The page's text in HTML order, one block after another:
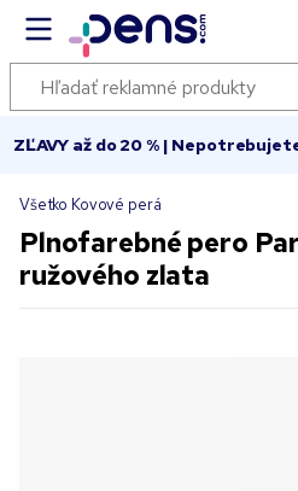
ZĽAVY až do 20 % |
Všetko Kovové perá
Plnofarebné pero
ružového zlata